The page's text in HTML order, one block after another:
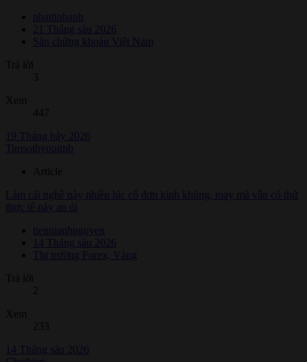
nhattinhanh
21 Tháng sáu 2026
Sàn chứng khoán Việt Nam
Trả lời
3
Xem
447
19 Tháng bảy 2026
Timsothyopimb
Article
Làm cái nghề này nhiều lúc cô đơn kinh khủng, may mà vẫn có thứ
thực tế này an ủi
tienmanhnguyen
14 Tháng sáu 2026
Thị trường Forex, Vàng
Trả lời
Xem
233
14 Tháng sáu 2026